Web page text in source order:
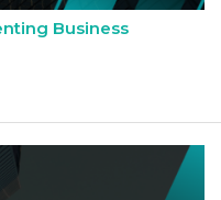
Business